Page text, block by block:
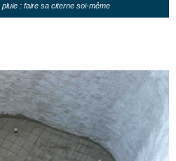
: faire sa citerne soi-même